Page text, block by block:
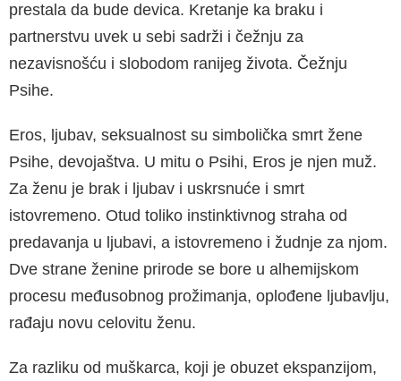
prestala da bude devica. Kre­tanje ka braku i
partnerstvu uvek u sebi sadrži i čežnju za
nezavisnošću i slobodom ranijeg ži­vota. Čežnju
Psihe.
Eros, ljubav, seksualnost su simbolička smrt žene
Psihe, devojaštva. U mitu o Psihi, Eros je njen muž.
Za ženu je brak i ljubav i uskrsnuće i smrt
istovremeno. Otud toliko instinktivnog straha od
predavanja u ljubavi, a istovremeno i žudnje za njom.
Dve strane ženine prirode se bore u alhemijskom
procesu međusobnog pro­žimanja, oplođene ljubavlju,
rađaju novu celovi­tu ženu.
Za razliku od muškarca, koji je obuzet ekspan­zijom,